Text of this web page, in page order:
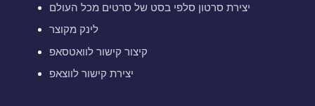
יצירת סרטון סלפי בסט של סרטים מכל העולם
לינק מקוצר
קיצור קישור לוואטסאפ
יצירת קישור לווצאפ